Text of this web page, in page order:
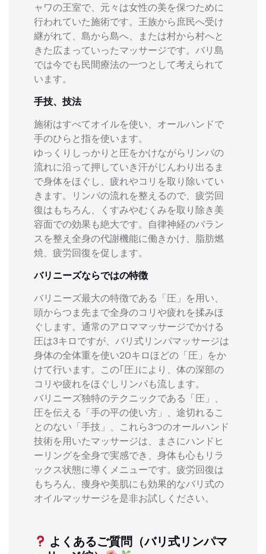
ャワの王室で、元々は女性の美を保つために
行われていた施術です。王族から庶民へ受け
継がれて、島から島へ、または村から村へと
きた広まっていったマッサージです。バリ島
では今でも民間療法の一つとして考えられて
います。
手技、技法
施術はすべてオイルを使い、オールハンドで
手のひらと指を使います。
ゆっくりしっかりと圧をかけながらリンパの
流れに沿って押していき汗がじんわり出るま
で身体をほぐし、疲れやコリを取り除いてい
きます。リンパの流れを整えるので、疲労回
復はもちろん、くすみやむくみを取り除き美
容面での効果も絶大です。自律神経のバラン
スを整え全身の代謝機能に働きかけ、脂肪燃
焼、疲労回復を促します。
バリニーズならではの特徴
バリニーズ最大の特徴である「圧」を用い、
頭からつま先まで全身のコリや疲れを揉みほ
ぐします。通常のアロママッサージでかける
圧は3キロですが、バリ式リンパマッサージは
身体の全体重を使い20キロほどの「圧」をか
けて行います。この｢圧｣により、体の深部の
コリや疲れをほぐしリンパも流します。
バリニーズ独特のテクニックである「圧」、
圧を伝える「手の平の使い方」、途切れるこ
とのない「手技」、これら3つのオールハンド
技術を用いたマッサージは、まさにハンドヒ
ーリングを全身で実感でき、身体も心もリラ
ックス状態に導くメニューです。疲労回復は
もちろん、痩身や美肌にも効果的なバリ式の
オイルマッサージを是非お試しください。
よくあるご質問（バリ式リンパマ